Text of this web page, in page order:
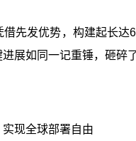
先发优势，构建起长
展如同一记重锤，砸碎
现全球部署自由